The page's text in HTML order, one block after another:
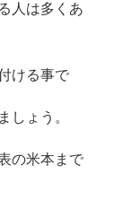
人は多くあ
ける事で
しょう。
の米本まで